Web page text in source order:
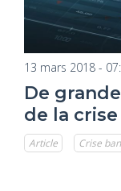
13 mars 2018 -
De
de la
Article Crise